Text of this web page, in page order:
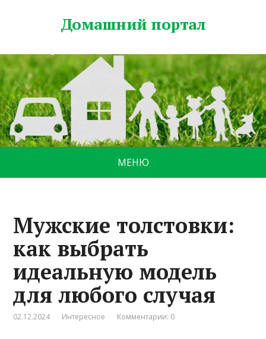
Домашний портал
МЕНЮ
Мужские толстовки:
как выбрать
идеальную модель
для любого случая
02.12.2024 Интересное Комментарии: 0